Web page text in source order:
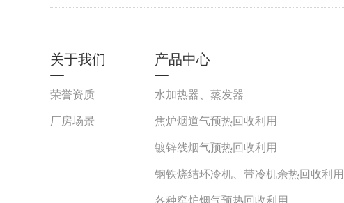
关于我们
荣誉资质
厂房场景
产品中心
水加热器、蒸发器
焦炉烟道气预热回收利用
镀锌线烟气预热回收利用
钢铁烧结环冷机、带冷机余热回收利用